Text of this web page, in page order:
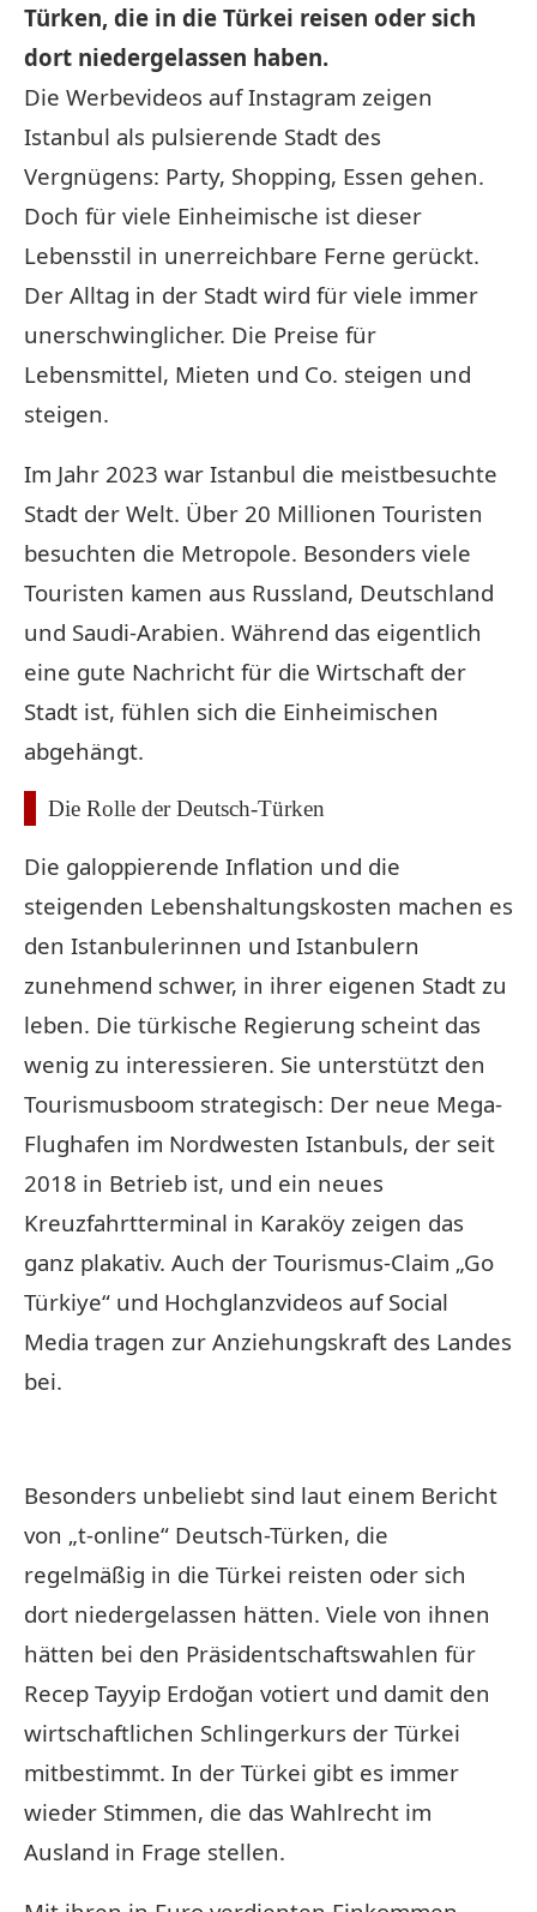
Türken, die in die Türkei reisen oder sich
dort niedergelassen haben.
Die Werbevideos auf Instagram zeigen
Istanbul als pulsierende Stadt des
Vergnügens: Party, Shopping, Essen gehen.
Doch für viele Einheimische ist dieser
Lebensstil in unerreichbare Ferne gerückt.
Der Alltag in der Stadt wird für viele immer
unerschwinglicher. Die Preise für
Lebensmittel, Mieten und Co. steigen und
steigen.
Im Jahr 2023 war Istanbul die meistbesuchte
Stadt der Welt. Über 20 Millionen Touristen
besuchten die Metropole. Besonders viele
Touristen kamen aus Russland, Deutschland
und Saudi-Arabien. Während das eigentlich
eine gute Nachricht für die Wirtschaft der
Stadt ist, fühlen sich die Einheimischen
abgehängt.
Die Rolle der Deutsch-Türken
Die galoppierende Inflation und die
steigenden Lebenshaltungskosten machen es
den Istanbulerinnen und Istanbulern
zunehmend schwer, in ihrer eigenen Stadt zu
leben. Die türkische Regierung scheint das
wenig zu interessieren. Sie unterstützt den
Tourismusboom strategisch: Der neue Mega-
Flughafen im Nordwesten Istanbuls, der seit
2018 in Betrieb ist, und ein neues
Kreuzfahrtterminal in Karaköy zeigen das
ganz plakativ. Auch der Tourismus-Claim „Go
Türkiye“ und Hochglanzvideos auf Social
Media tragen zur Anziehungskraft des Landes
bei.
Besonders unbeliebt sind laut einem Bericht
von „t-online“ Deutsch-Türken, die
regelmäßig in die Türkei reisten oder sich
dort niedergelassen hätten. Viele von ihnen
hätten bei den Präsidentschaftswahlen für
Recep Tayyip Erdoğan votiert und damit den
wirtschaftlichen Schlingerkurs der Türkei
mitbestimmt. In der Türkei gibt es immer
wieder Stimmen, die das Wahlrecht im
Ausland in Frage stellen.